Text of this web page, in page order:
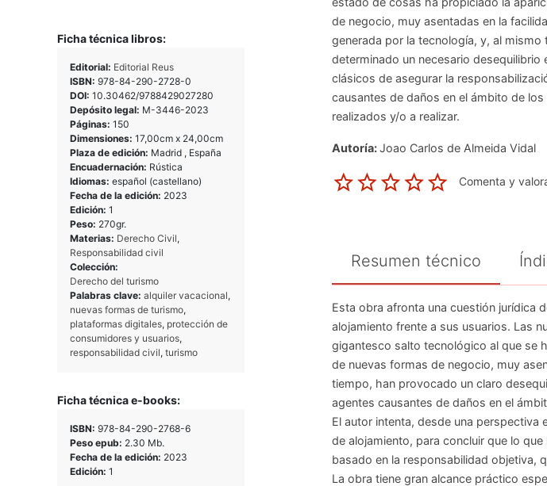
Ficha técnica libros:
Editorial: Editorial Reus
ISBN: 978-84-290-2728-0
DOI: 10.30462/9788429027280
Depósito legal: M-3446-2023
Páginas: 150
Dimensiones: 17,00cm x 24,00cm
Plaza de edición: Madrid , España
Encuadernación: Rústica
Idiomas: español (castellano)
Fecha de la edición: 2023
Edición: 1
Peso: 270gr.
Materias: Derecho Civil,
Responsabilidad civil
Colección:
Derecho del turismo
Palabras clave: alquiler vacacional,
nuevas formas de turismo,
plataformas digitales, protección de
consumidores y usuarios,
responsabilidad civil, turismo
Ficha técnica e-books:
ISBN: 978-84-290-2768-6
Peso epub: 2.30 Mb.
Fecha de la edición: 2023
Edición: 1
de negocio, muy asentadas en la
generada por la tecnología, y, al mismo
determinado un necesario desequilibrio
clásicos de asegurar la
causantes de daños en el ámbito de
realizados y/o a realizar.
Autoría:Joao Carlos de Almeida Vidal
Comenta y
Resumen técnico
Esta obra afronta una cuestión jurídica
alojamiento frente a sus usuarios. Las
gigantesco salto tecnológico al que se
de nuevas formas de negocio, muy
tiempo, han provocado un claro
agentes causantes de daños en el
El autor intenta, desde una perspectiva
de alojamiento, para concluir que lo
basado en la responsabilidad objetiva,
La obra tiene gran alcance práctico